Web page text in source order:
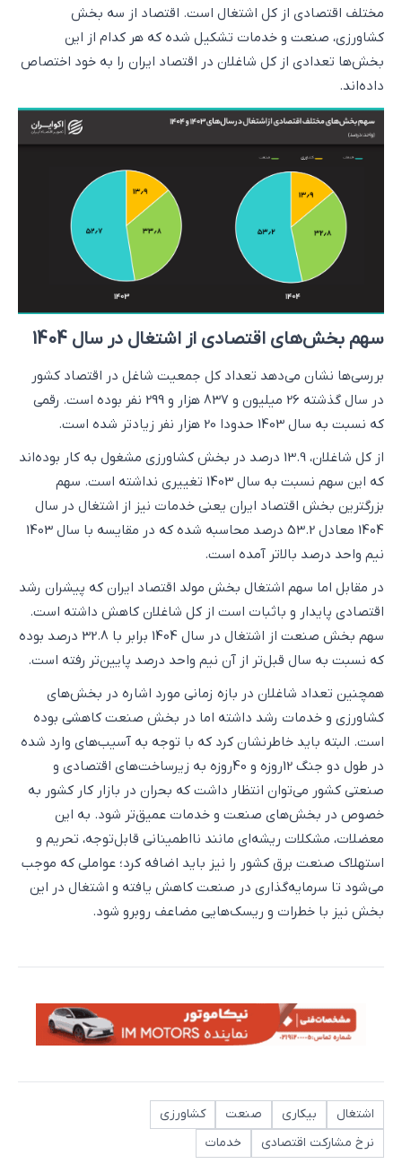
مختلف اقتصادی از کل اشتغال است. اقتصاد از سه بخش
کشاورزی،‌ صنعت و خدمات تشکیل شده که هر کدام از این
بخش‌‌ها تعدادی از کل شاغلان در اقتصاد ایران را به خود اختصاص
داده‌اند.
سهم بخش‌های اقتصادی از اشتغال در سال 1404
بررسی‌ها نشان می‌دهد تعداد کل جمعیت شاغل در اقتصاد کشور
در سال گذشته 26 میلیون و 837 هزار و 299 نفر بوده است. رقمی
که نسبت به سال 1403 حدودا 20 هزار نفر زیادتر شده است.
از کل شاغلان، 13.9 درصد در بخش کشاورزی مشغول به کار بوده‌اند
که این سهم نسبت به سال 1403 تغییری نداشته است. سهم
بزرگترین بخش اقتصاد ایران یعنی خدمات نیز از اشتغال در سال
1404 معادل 53.2 درصد محاسبه شده که در مقایسه با سال 1403
نیم واحد درصد بالاتر آمده است.
در مقابل اما سهم اشتغال بخش مولد اقتصاد ایران که پیشران رشد
اقتصادی پایدار و باثبات است از کل شاغلان کاهش داشته است.
سهم بخش صنعت از اشتغال در سال 1404 برابر با 32.8 درصد بوده
که نسبت به سال قبل‌تر از آن نیم واحد درصد پایین‌تر رفته است.
همچنین تعداد شاغلان در بازه زمانی مورد اشاره در بخش‌های
کشاورزی و خدمات رشد داشته اما در بخش صنعت کاهشی بوده
است. البته باید خاطرنشان کرد که با توجه به آسیب‌های وارد شده
در طول دو جنگ 12روزه و 40روزه به زیرساخت‌های اقتصادی و
صنعتی کشور می‌توان انتظار داشت که بحران در بازار کار کشور به
خصوص در بخش‌های صنعت و خدمات عمیق‌تر شود. به این
معضلات، مشکلات ریشه‌ای مانند نااطمینانی قابل‌توجه، تحریم و
استهلاک صنعت برق کشور را نیز باید اضافه کرد؛ عواملی که موجب
می‌شود تا سرمایه‌گذاری در صنعت کاهش یافته و اشتغال در این
بخش نیز با خطرات و ریسک‌هایی مضاعف روبرو شود.
اشتغال بیکاری صنعت
کشاورزی
نرخ مشارکت اقتصادی
خدمات